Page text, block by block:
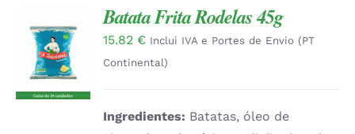
ADICIONAR
/
DETALHES
Batata Frita Rodelas 45g
15.82 € Inclui IVA e Portes de Envio (PT
Continental)
Ingredientes: Batatas, óleo de